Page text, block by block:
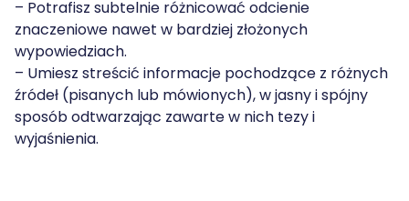
– Potrafisz subtelnie różnicować odcienie
znaczeniowe nawet w bardziej złożonych
wypowiedziach.
– Umiesz streścić informacje pochodzące z różnych
źródeł (pisanych lub mówionych), w jasny i spójny
sposób odtwarzając zawarte w nich tezy i
wyjaśnienia.